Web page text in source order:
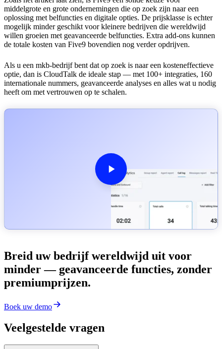
middelgrote en grote ondernemingen die op zoek zijn naar een
oplossing met belfuncties en digitale opties. De prijsklasse is echter
mogelijk minder geschikt voor kleinere bedrijven die wereldwijd
willen groeien met geavanceerde belfuncties. Extra add-ons kunnen
de totale kosten van Five9 bovendien nog verder opdrijven.
Als u een mkb-bedrijf bent dat op zoek is naar een kosteneffectieve
optie, dan is CloudTalk de ideale stap — met 100+ integraties, 160
internationale nummers, geavanceerde analyses en alles wat u nodig
heeft om met vertrouwen op te schalen.
Breid uw bedrijf wereldwijd uit voor
minder — geavanceerde functies, zonder
premiumprijzen.
Boek uw demo
Veelgestelde vragen